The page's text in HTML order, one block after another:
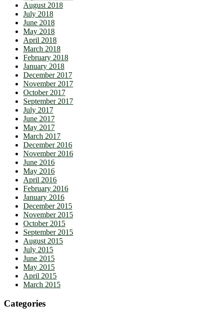
August 2018
July 2018
June 2018
May 2018
April 2018
March 2018
February 2018
January 2018
December 2017
November 2017
October 2017
September 2017
July 2017
June 2017
May 2017
March 2017
December 2016
November 2016
June 2016
May 2016
April 2016
February 2016
January 2016
December 2015
November 2015
October 2015
September 2015
August 2015
July 2015
June 2015
May 2015
April 2015
March 2015
Categories